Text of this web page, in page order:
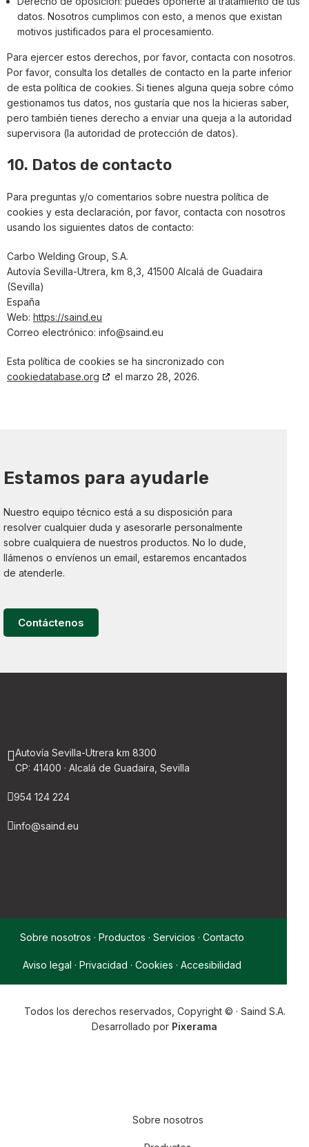
datos. Nosotros cumplimos con esto, a menos que existan
motivos justificados para el procesamiento.
Para ejercer estos derechos, por favor, contacta con nosotros.
Por favor, consulta los detalles de contacto en la parte inferior
de esta política de cookies. Si tienes alguna queja sobre cómo
gestionamos tus datos, nos gustaría que nos la hicieras saber,
pero también tienes derecho a enviar una queja a la autoridad
supervisora (la autoridad de protección de datos).
10. Datos de contacto
Para preguntas y/o comentarios sobre nuestra política de
cookies y esta declaración, por favor, contacta con nosotros
usando los siguientes datos de contacto:
Carbo Welding Group, S.A.
Autovía Sevilla-Utrera, km 8,3, 41500 Alcalá de Guadaira
(Sevilla)
España
Web: https://saind.eu
Correo electrónico: info@saind.eu
Esta política de cookies se ha sincronizado con
cookiedatabase.org
el marzo 28, 2026.
Estamos para ayudarle
Nuestro equipo técnico está a su disposición para
resolver cualquier duda y asesorarle personalmente
sobre cualquiera de nuestros productos. No lo dude,
llámenos o envíenos un email, estaremos encantados
de atenderle.
Contáctenos
Autovía Sevilla-Utrera km 8300
CP: 41400 · Alcalá de Guadaira, Sevilla
954 124 224
info@saind.eu
Sobre nosotros · Productos · Servicios · Contacto
Aviso legal · Privacidad · Cookies · Accesibilidad
Todos los derechos reservados, Copyright © · Saind S.A.
Desarrollado por Pixerama
Sobre nosotros